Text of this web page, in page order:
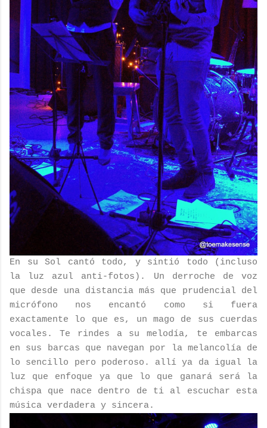
En su Sol cantó todo, y sintió todo (incluso
la luz azul anti-fotos). Un derroche de voz
que desde una distancia más que prudencial del
micrófono nos encantó como si fuera
exactamente lo que es, un mago de sus cuerdas
vocales. Te rindes a su melodía, te embarcas
en sus barcas que navegan por la melancolía de
lo sencillo pero poderoso. allí ya da igual la
luz que enfoque ya que lo que ganará será la
chispa que nace dentro de ti al escuchar esta
música verdadera y sincera.